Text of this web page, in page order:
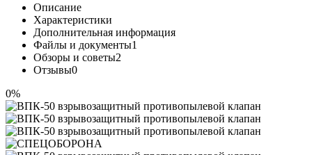
Описание
Характеристики
Дополнительная информация
Файлы и документы1
Обзоры и советы2
Отзывы0
0%